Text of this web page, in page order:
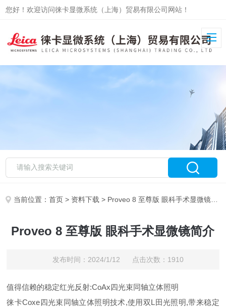
您好！欢迎访问徕卡显微系统（上海）贸易有限公司网站！
当前位置：首页 > 资料下载 > Proveo 8 至尊版 眼科手术显微镜简介
Proveo 8 至尊版 眼科手术显微镜简介
发布时间：2024/1/12 点击次数：1910
值得信赖的稳定红光反射:CoAx四光束同轴立体照明
徕卡Coxe四光束同轴立体照明技术,使用双L田光照明,带来稳定